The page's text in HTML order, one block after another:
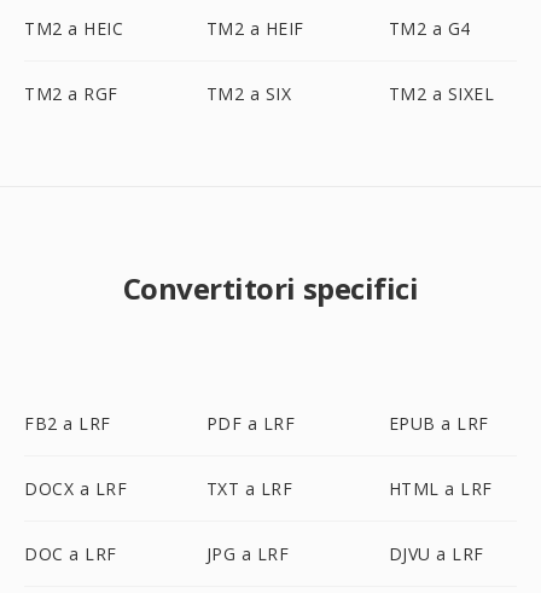
TM2 a HEIC TM2 a HEIF TM2 a G4
TM2 a RGF TM2 a SIX TM2 a SIXEL
Convertitori specifici
FB2 a LRF PDF a LRF EPUB a LRF
DOCX a LRF TXT a LRF HTML a LRF
DOC a LRF JPG a LRF DJVU a LRF